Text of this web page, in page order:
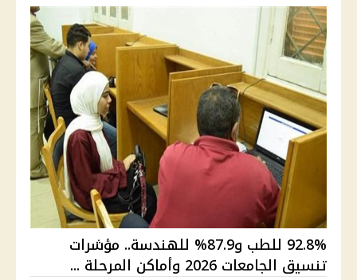
92.8% للطب و87.9% للهندسة.. مؤشرات
تنسيق الجامعات 2026 وأماكن المرحلة ...